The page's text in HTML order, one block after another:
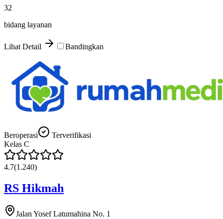
32
bidang layanan
Lihat Detail Bandingkan
Beroperasi
Terverifikasi
Kelas C
4.7(1.240)
RS Hikmah
Jalan Yosef Latumahina No. 1